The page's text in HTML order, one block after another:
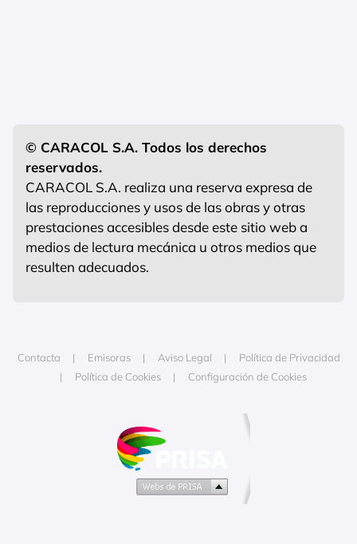
© CARACOL S.A. Todos los derechos
reservados.
CARACOL S.A. realiza una reserva expresa de
las reproducciones y usos de las obras y otras
prestaciones accesibles desde este sitio web a
medios de lectura mecánica u otros medios que
resulten adecuados.
Contacta Emisoras Aviso Legal
Política de Privacidad
Política de Cookies
Configuración de Cookies